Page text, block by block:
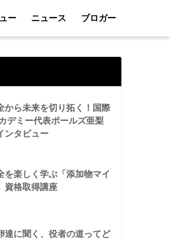
ー ニュース ブロガー
から未来を切り拓く！国際
デミー代表ポールズ亜梨
ンタビュー
を楽しく学ぶ「添加物マイ
資格取得講座
達に聞く、役者の道ってど